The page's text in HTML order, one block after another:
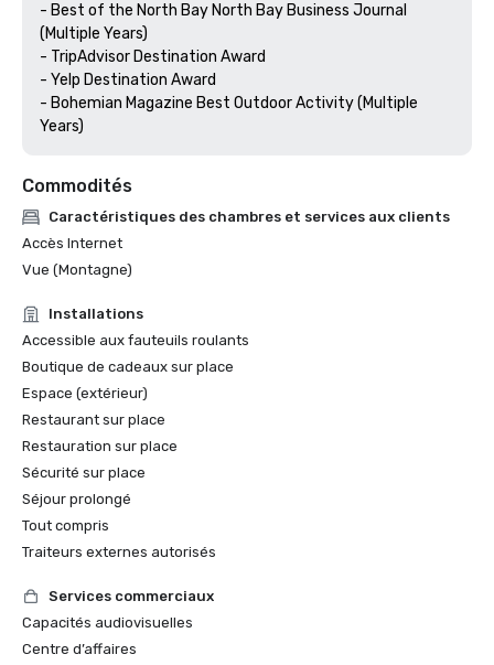
- Best of the North Bay North Bay Business Journal
(Multiple Years)
- TripAdvisor Destination Award
- Yelp Destination Award
- Bohemian Magazine Best Outdoor Activity (Multiple
Commodités
Caractéristiques des chambres et services aux clients
Accès Internet
Vue (Montagne)
Installations
Accessible aux fauteuils roulants
Boutique de cadeaux sur place
Espace (extérieur)
Restaurant sur place
Restauration sur place
Sécurité sur place
Séjour prolongé
Tout compris
Traiteurs externes autorisés
Services commerciaux
Capacités audiovisuelles
Centre d’affaires